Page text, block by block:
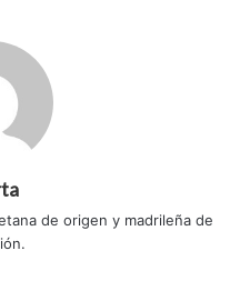
de origen y madrileña de